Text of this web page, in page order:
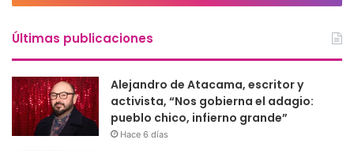
Últimas publicaciones
Alejandro de Atacama, escritor y
activista, “Nos gobierna el adagio:
pueblo chico, infierno grande”
Hace 6 días